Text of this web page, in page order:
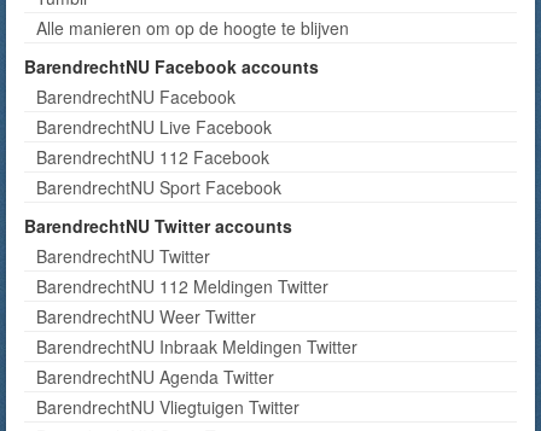
Alle manieren om op de hoogte te blijven
BarendrechtNU Facebook accounts
BarendrechtNU Facebook
BarendrechtNU Live Facebook
BarendrechtNU 112 Facebook
BarendrechtNU Sport Facebook
BarendrechtNU Twitter accounts
BarendrechtNU Twitter
BarendrechtNU 112 Meldingen Twitter
BarendrechtNU Weer Twitter
BarendrechtNU Inbraak Meldingen Twitter
BarendrechtNU Agenda Twitter
BarendrechtNU Vliegtuigen Twitter